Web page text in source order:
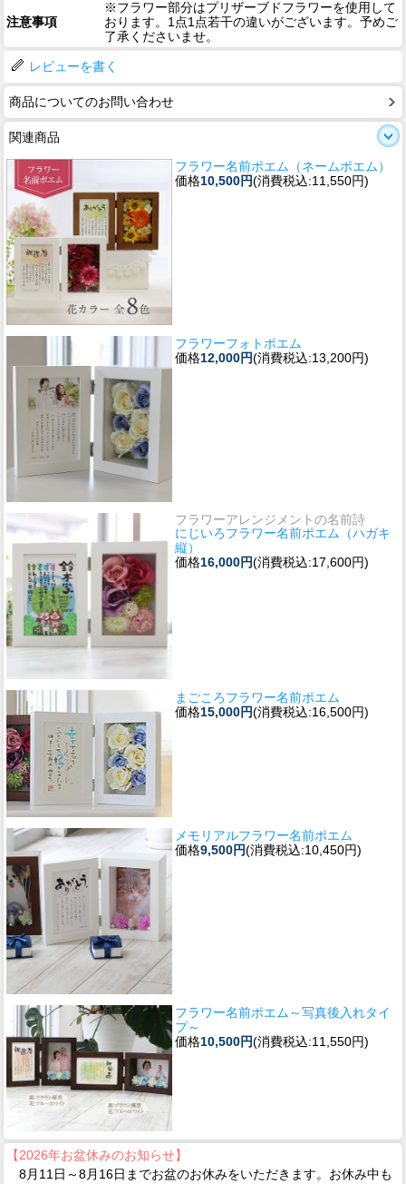
注意事項
※フラワー部分はプリザーブドフラワーを使用して
おります。1点1点若干の違いがございます。予めご
了承くださいませ。
レビューを書く
商品についてのお問い合わせ
関連商品
フラワー名前ポエム（ネームポエム）
価格10,500円(消費税込:11,550円)
フラワーフォトポエム
価格12,000円(消費税込:13,200円)
フラワーアレンジメントの名前詩
にじいろフラワー名前ポエム（ハガキ
縦）
価格16,000円(消費税込:17,600円)
まごころフラワー名前ポエム
価格15,000円(消費税込:16,500円)
メモリアルフラワー名前ポエム
価格9,500円(消費税込:10,450円)
フラワー名前ポエム～写真後入れタイ
プ～
価格10,500円(消費税込:11,550円)
【2026年お盆休みのお知らせ】
8月11日～8月16日までお盆のお休みをいただきます。お休み中も